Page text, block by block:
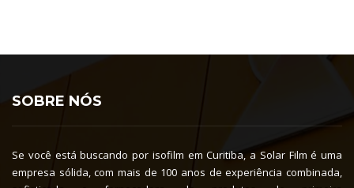
SOBRE NÓS
Se você está buscando por isofilm em Curitiba, a Solar Film é uma
empresa sólida, com mais de 100 anos de experiência combinada,